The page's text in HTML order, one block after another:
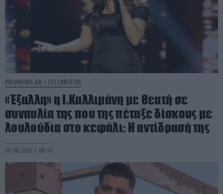
PRONEWS.GR / CELEBRITIES
«Έξαλλη» η Ι.Καλλιμάνη με θεατή σε
συναυλία της που της πέταξε δίσκους με
λουλούδια στο κεφάλι: Η αντίδρασή της
07.08.2026 | 06:15